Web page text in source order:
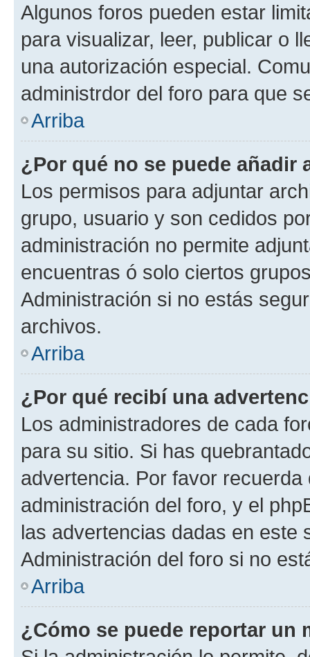
Algunos foros pueden estar
para visualizar, leer, publicar o
una autorización especial.
administrdor del foro para que
Arriba
¿Por qué no se puede añadir
Los permisos para adjuntar
grupo, usuario y son cedidos
administración no permite
encuentras ó solo ciertos
Administración si no estás
archivos.
Arriba
¿Por qué recibí una
Los administradores de cada
para su sitio. Si has
advertencia. Por favor
administración del foro, y el
las advertencias dadas en este
Administración del foro si no
Arriba
¿Cómo se puede reportar un